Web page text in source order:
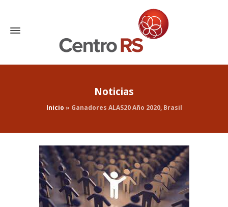
Noticias
Inicio » Ganadores ALAS20 Año 2020, Brasil